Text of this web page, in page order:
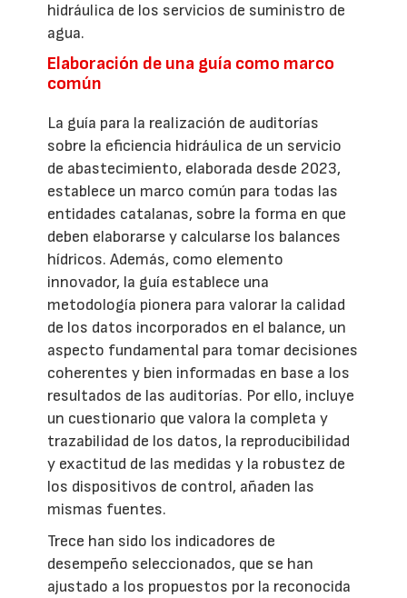
hidráulica de los servicios de suministro de
agua.
Elaboración de una guía como marco
común
La guía para la realización de auditorías
sobre la eficiencia hidráulica de un servicio
de abastecimiento, elaborada desde 2023,
establece un marco común para todas las
entidades catalanas, sobre la forma en que
deben elaborarse y calcularse los balances
hídricos. Además, como elemento
innovador, la guía establece una
metodología pionera para valorar la calidad
de los datos incorporados en el balance, un
aspecto fundamental para tomar decisiones
coherentes y bien informadas en base a los
resultados de las auditorías. Por ello, incluye
un cuestionario que valora la completa y
trazabilidad de los datos, la reproducibilidad
y exactitud de las medidas y la robustez de
los dispositivos de control, añaden las
mismas fuentes.
Trece han sido los indicadores de
desempeño seleccionados, que se han
ajustado a los propuestos por la reconocida